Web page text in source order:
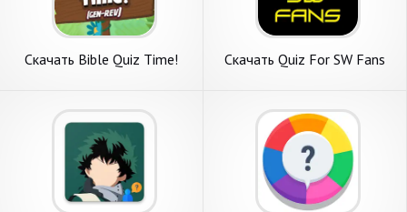
Скачать Bible Quiz Time!
Скачать Quiz For SW Fans